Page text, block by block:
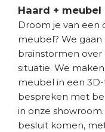
Haard +
Droom je van een
meubel? We
brainstormen
situatie. We
meubel in een
bespreken met
in onze
besluit komen,